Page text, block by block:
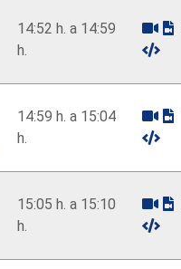
14:52 h. a 14:59
h.
14:59 h. a 15:04
h.
15:05 h. a 15:10
h.